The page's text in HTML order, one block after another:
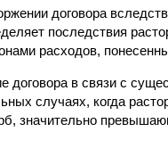
договора
последствия
расходов,
договора в связи с
случаях, когда
значительно